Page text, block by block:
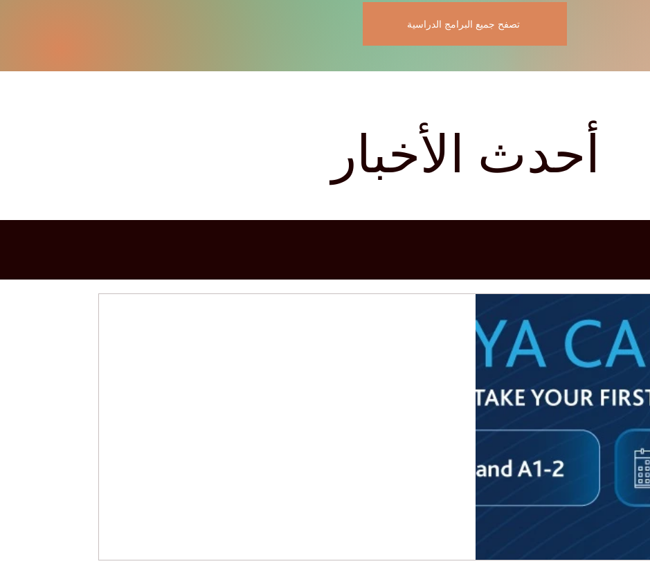
تصفح جميع البرامج الدراسية
أحدث الأخبار
Building
World Trade
has been officially invited to